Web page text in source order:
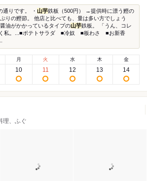
通りです。 ・ 山芋鉄板（500円） →提供時に漂う鰹の
りの鰹節。 他店と比べても、量は多い方でしょう
油がかかっているタイプの山芋鉄板。 「うん、コレ
く私。...■ポテトサラダ ■冷奴 ■板わさ ■お新香
月
10
火
11
水
12
木
13
金
14
理、ふぐ